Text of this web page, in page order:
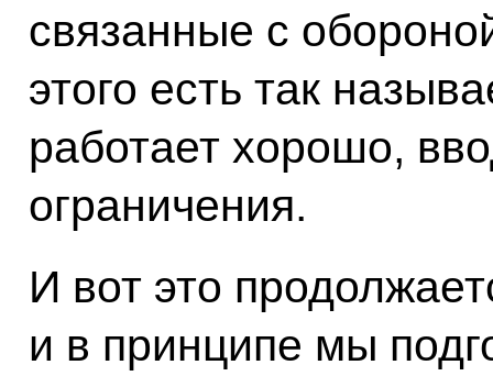
связанные с
этого есть так
работает хорошо,
ограничения.
И вот это
и в принципе мы